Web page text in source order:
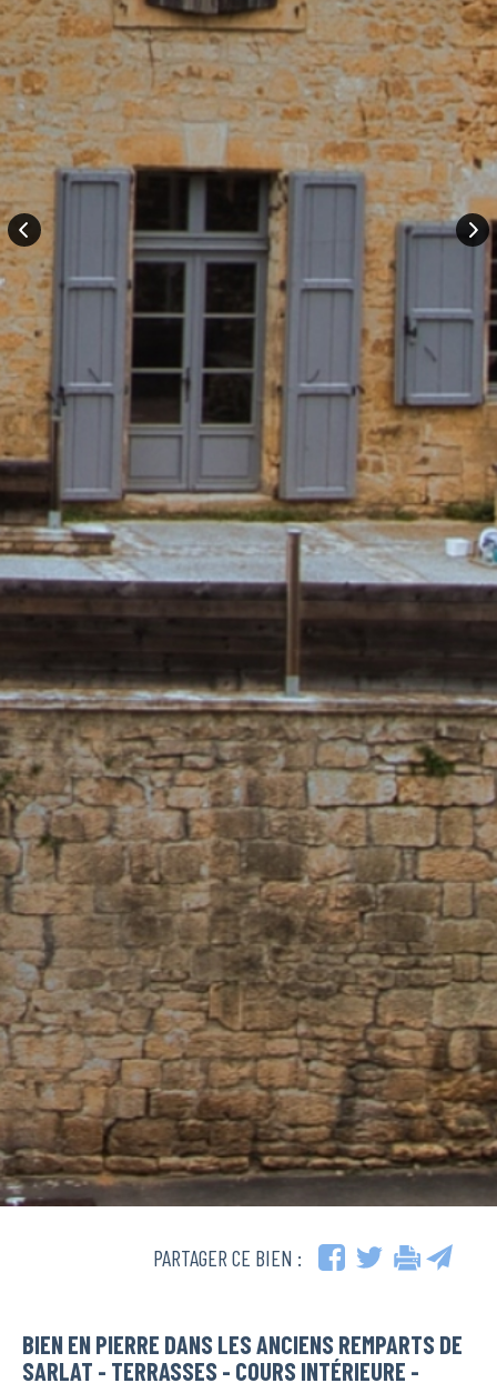
PARTAGER CE BIEN :
BIEN EN PIERRE DANS LES ANCIENS REMPARTS DE
SARLAT - TERRASSES - COURS INTÉRIEURE -